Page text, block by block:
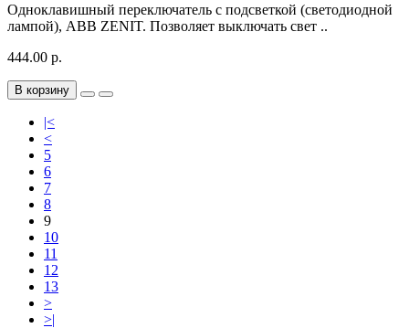
Одноклавишный переключатель с подсветкой (светодиодной
лампой), ABB ZENIT. Позволяет выключать свет ..
444.00 р.
В корзину
|<
<
5
6
7
8
9
10
11
12
13
>
>|